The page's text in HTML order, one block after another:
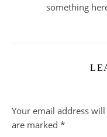
something
Your email address
are marked *